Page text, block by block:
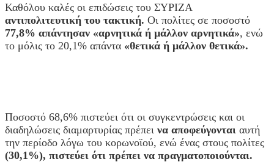
Καθόλου καλές οι επιδώσεις του ΣΥΡΙΖΑ
αντιπολιτευτική του τακτική. Οι πολίτες σε ποσοστό
77,8% απάντησαν «αρνητικά ή μάλλον αρνητικά», ενώ
το μόλις το 20,1% απάντα «θετικά ή μάλλον θετικά».
Ποσοστό 68,6% πιστεύει ότι οι συγκεντρώσεις και οι
διαδηλώσεις διαμαρτυρίας πρέπει να αποφεύγονται αυτή
την περίοδο λόγω του κορωνοϊού, ενώ ένας στους πολίτες
(30,1%), πιστεύει ότι πρέπει να πραγματοποιούνται.